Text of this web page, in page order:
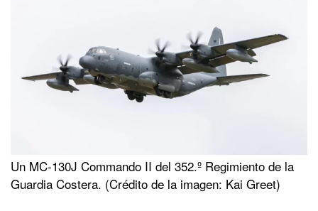
Un MC-130J Commando II del 352.º Regimiento de la
Guardia Costera. (Crédito de la imagen: Kai Greet)